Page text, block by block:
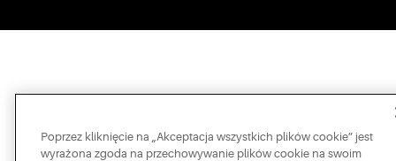
Poprzez kliknięcie na „Akceptacja wszystkich plików cookie” jest
wyrażona zgoda na przechowywanie plików cookie na swoim